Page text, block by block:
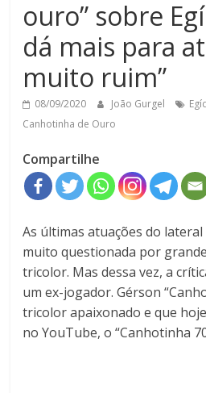
ouro” sobre
dá mais para
muito ruim”
08/09/2020 João Gurgel
Canhotinha de Ouro
Compartilhe
As últimas atuações do lateral
muito questionada por
tricolor. Mas dessa vez, a
um ex-jogador. Gérson
tricolor apaixonado e que
no YouTube, o “Canhotinha